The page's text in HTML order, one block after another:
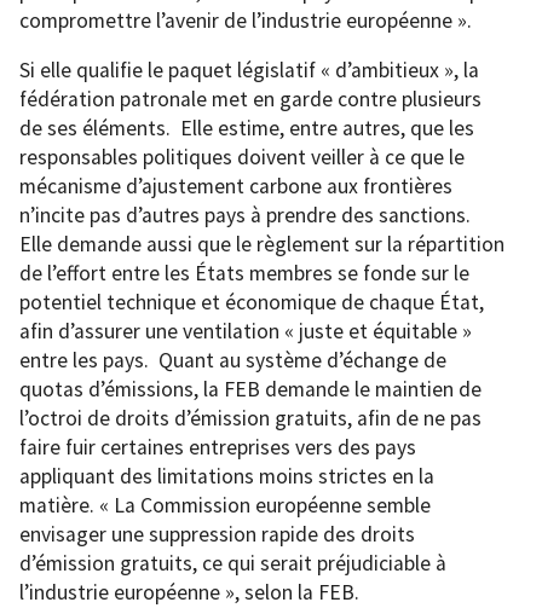
compromettre l’avenir de l’industrie européenne ».
Si elle qualifie le paquet législatif « d’ambitieux », la
fédération patronale met en garde contre plusieurs
de ses éléments. Elle estime, entre autres, que les
responsables politiques doivent veiller à ce que le
mécanisme d’ajustement carbone aux frontières
n’incite pas d’autres pays à prendre des sanctions.
Elle demande aussi que le règlement sur la répartition
de l’effort entre les États membres se fonde sur le
potentiel technique et économique de chaque État,
afin d’assurer une ventilation « juste et équitable »
entre les pays. Quant au système d’échange de
quotas d’émissions, la FEB demande le maintien de
l’octroi de droits d’émission gratuits, afin de ne pas
faire fuir certaines entreprises vers des pays
appliquant des limitations moins strictes en la
matière. « La Commission européenne semble
envisager une suppression rapide des droits
d’émission gratuits, ce qui serait préjudiciable à
l’industrie européenne », selon la FEB.